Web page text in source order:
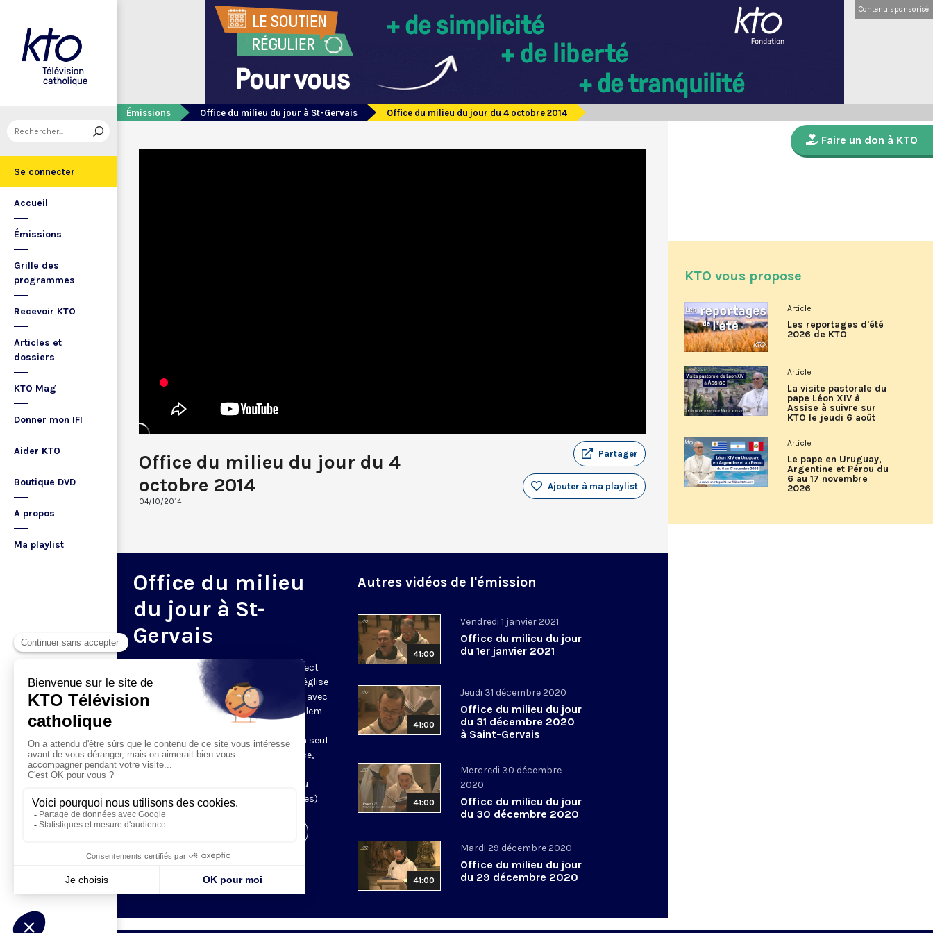
Se connecter
Accueil
Émissions
Grille des
programmes
Recevoir KTO
Articles et
dossiers
KTO Mag
Donner mon IFI
Aider KTO
Boutique DVD
A propos
Ma playlist
Contenu sponsorisé
Émissions Office du milieu du jour à St-Gervais Office du milieu du jour du 4 octobre 2014
Office du milieu du jour du 4
octobre 2014
04/10/2014
Partager
Ajouter à ma playlist
Office du milieu
du jour à St-
Gervais
Du mardi au samedi, KTO diffuse en direct
l’office du milieu du jour, en direct de l’église
Saint-Gervais-Saint-Protais (Paris 4e), avec
les Fraternités Monastiques de Jérusalem.
L’Office du Milieu du Jour regroupe, en
particulier, «au milieu du jour» et en un seul
office, les heures monastiques de Tierce,
Sexte et None. Il permet à l’Église de
retrouver son Seigneur entre l’office du
matin (Laudes) et l’office du soir (Vêpres).
Autres vidéos de l'émission
41:00
Vendredi 1 janvier 2021
Office du milieu du jour
du 1er janvier 2021
41:00
Jeudi 31 décembre 2020
Office du milieu du jour
du 31 décembre 2020
à Saint-Gervais
41:00
Mercredi 30 décembre
2020
Office du milieu du jour
du 30 décembre 2020
41:00
Mardi 29 décembre 2020
Office du milieu du jour
du 29 décembre 2020
Faire un don à KTO
KTO vous propose
Article
Les reportages d'été
2026 de KTO
Article
La visite pastorale du
pape Léon XIV à
Assise à suivre sur
KTO le jeudi 6 août
Article
Le pape en Uruguay,
Argentine et Pérou du
6 au 17 novembre
2026